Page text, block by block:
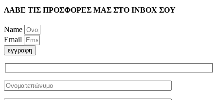
ΛΑΒΕ ΤΙΣ ΠΡΟΣΦΟΡΕΣ ΜΑΣ ΣΤΟ ΙΝΒΟΧ ΣΟΥ
Name
Email
εγγραφη